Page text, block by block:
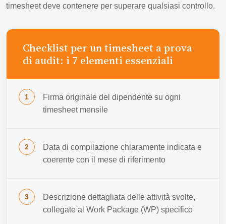
timesheet deve contenere per superare qualsiasi controllo.
Checklist per un timesheet a prova
di audit: i 7 elementi essenziali
Firma originale del dipendente su ogni
timesheet mensile
Data di compilazione chiaramente indicata e
coerente con il mese di riferimento
Descrizione dettagliata delle attività svolte,
collegate al Work Package (WP) specifico